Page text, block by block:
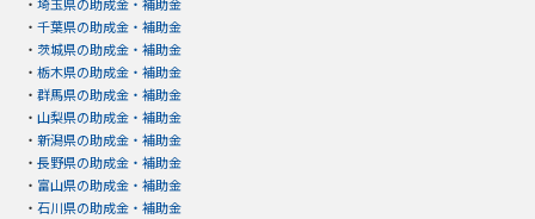
・ 千葉県の助成金・補助金
・ 茨城県の助成金・補助金
・ 栃木県の助成金・補助金
・ 群馬県の助成金・補助金
・ 山梨県の助成金・補助金
・ 新潟県の助成金・補助金
・ 長野県の助成金・補助金
・ 富山県の助成金・補助金
・ 石川県の助成金・補助金